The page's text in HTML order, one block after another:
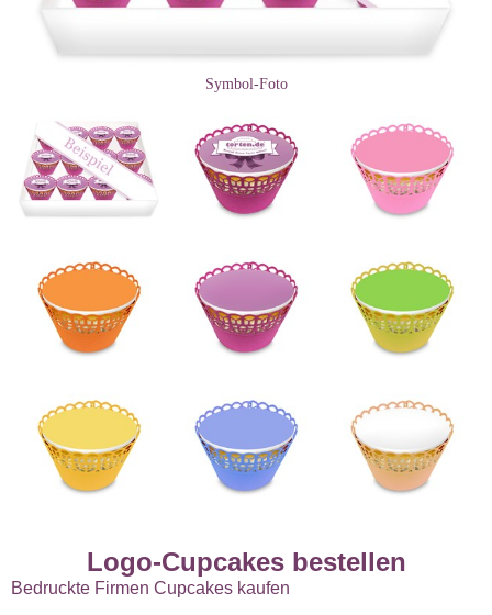
Symbol-Foto
Logo-Cupcakes bestellen
Bedruckte Firmen Cupcakes kaufen